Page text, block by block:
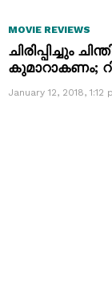
MOVIE REVIEWS
ചിരിപ്പിച്ചും
കുമാറാകണം;
January 12, 2018, 1:12